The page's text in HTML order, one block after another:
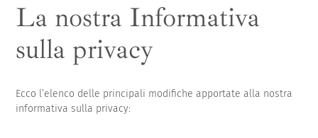
La nostra Informativa
sulla privacy
Ecco l’elenco delle principali modifiche apportate alla nostra
informativa sulla privacy: